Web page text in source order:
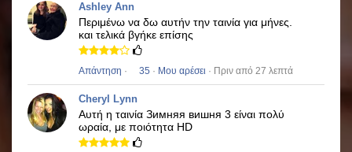
Ashley Ann
Περιμένω να δω αυτήν την ταινία για μήνες.
και τελικά βγήκε επίσης
Απάντηση · 35 · Μου αρέσει · Πριν από 27 λεπτά
Cheryl Lynn
Αυτή η ταινία Зимняя вишня 3 είναι πολύ
ωραία, με ποιότητα HD